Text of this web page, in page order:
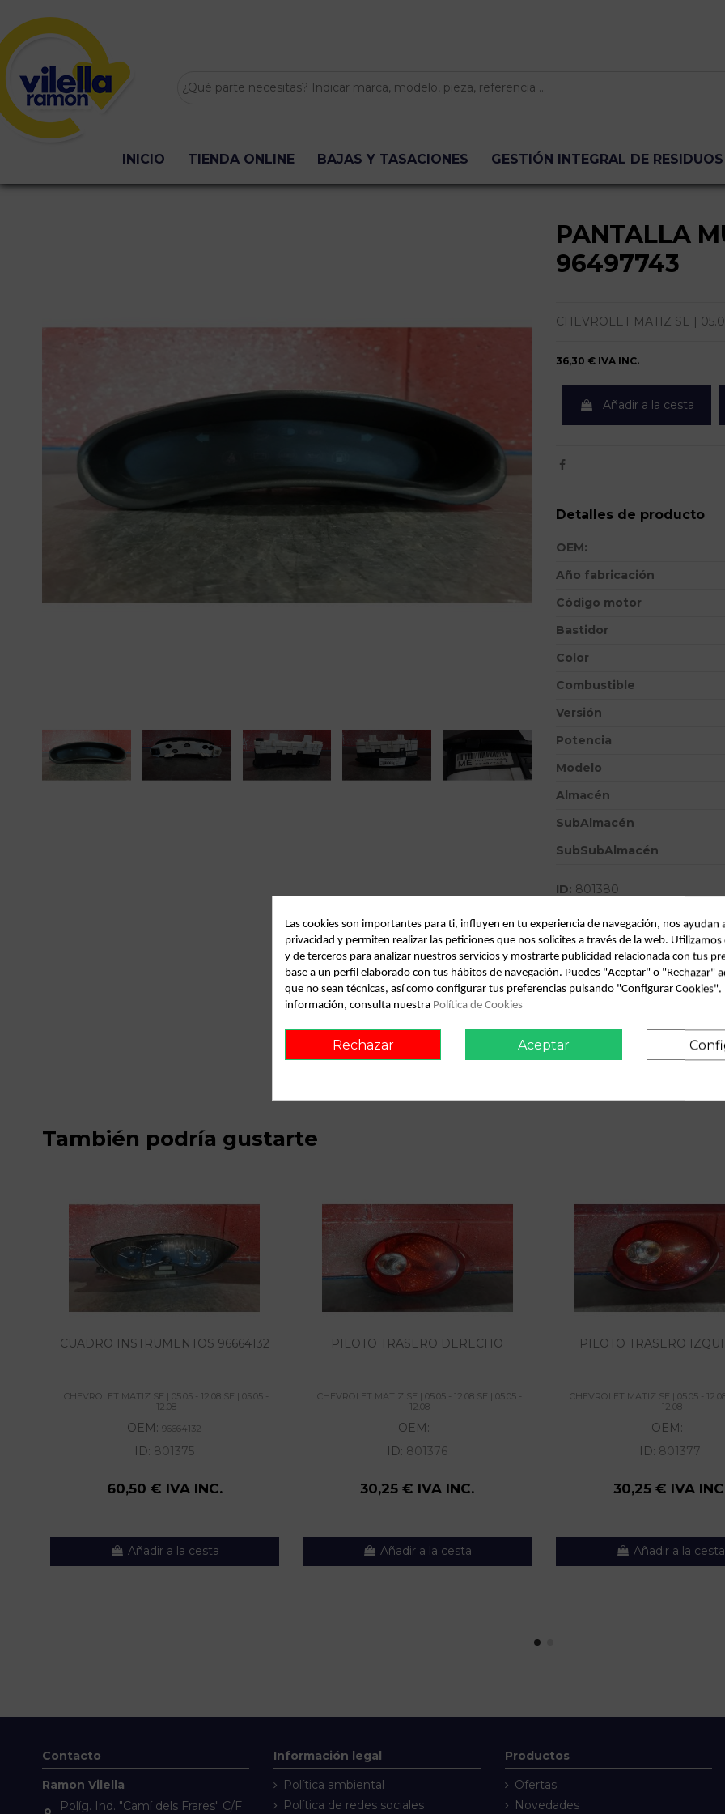
INICIO TIENDA ONLINE BAJAS Y TASACIONES GESTIÓN INTEGRAL DE RESIDUOS
PANTALLA
96497743
CHEVROLET MATIZ SE |
36,30 € IVA INC.
Añadir a la cesta
Detalles de producto
OEM:
Año fabricación
Código motor
Bastidor
Color
Combustible
Versión
Potencia
Modelo
Almacén
SubAlmacén
SubSubAlmacén
ID: 801380
Descripción
Recambio de pantalla
También podría gustarte
CUADRO INSTRUMENTOS 96664132
CHEVROLET MATIZ SE | 05.05 - 12.08 SE | 05.05 -
12.08
OEM:96664132
ID: 801375
60,50 € IVA INC.
Añadir a la cesta
PILOTO TRASERO DERECHO
CHEVROLET MATIZ SE | 05.05 - 12.08 SE | 05.05 -
12.08
OEM: -
ID: 801376
30,25 € IVA INC.
Añadir a la cesta
PILOTO TRASERO
CHEVROLET MATIZ SE | 05.05 -
12.08
OEM: -
ID: 801377
30,25 € IVA
Añadir a la cesta
Contacto
Ramon Vilella
Políg. Ind. "Camí dels Frares" C/F
Información legal
Política ambiental
Política de redes sociales
Productos
Ofertas
Novedades
Las cookies son importantes para ti, influyen en tu experiencia de navegación, nos ayudan
privacidad y permiten realizar las peticiones que nos solicites a través de la web.
y de terceros para analizar nuestros servicios y mostrarte publicidad relacionada con tus
base a un perfil elaborado con tus hábitos de navegación. Puedes "Aceptar" o "Rechazar"
que no sean técnicas, así como configurar tus preferencias pulsando "Configurar Cookies".
información, consulta nuestra Política de Cookies
Rechazar Aceptar